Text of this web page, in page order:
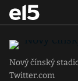
Nový čínský
Twitter.com